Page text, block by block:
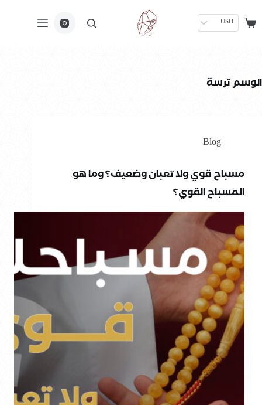
USD
الوسمترسة
Blog
مسباح قوي ولا تعبان وضعيف؟ وما هو
المسباح القوي؟